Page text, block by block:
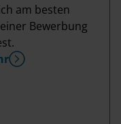
am besten
Bewerbung